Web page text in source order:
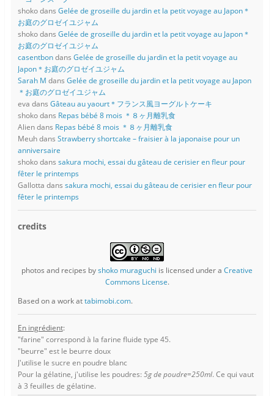
shokodans Gelée de groseille du jardin et la petit voyage au Japon＊
お庭のグロゼイユジャム
shokodans Gelée de groseille du jardin et la petit voyage au Japon＊
お庭のグロゼイユジャム
casentbondans Gelée de groseille du jardin et la petit voyage au
Japon＊お庭のグロゼイユジャム
Sarah M dans Gelée de groseille du jardin et la petit voyage au Japon
＊お庭のグロゼイユジャム
eva dans Gâteau au yaourt＊フランス風ヨーグルトケーキ
shokodans Repas bébé 8 mois ＊８ヶ月離乳食
Aliendans Repas bébé 8 mois ＊８ヶ月離乳食
Meuhdans Strawberry shortcake – fraisier à la japonaise pour un
anniversaire
shokodans sakura mochi, essai du gâteau de cerisier en fleur pour
fêter le printemps
Gallotta dans sakura mochi, essai du gâteau de cerisier en fleur pour
fêter le printemps
credits
photos and recipes byshoko muraguchi is licensed under a Creative
Commons License.
Based on a work attabimobi.com.
En ingrédient:
"farine" correspond à la farine fluide type 45.
"beurre" est le beurre doux
J'utilise le sucre en poudre blanc
Pour la gélatine, j'utilise les poudres: 5g de poudre=250ml. Ce qui vaut
à 3 feuilles de gélatine.